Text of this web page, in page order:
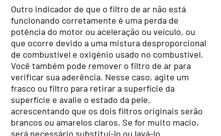
Outro indicador de que o filtro de ar não está
funcionando corretamente é uma perda de
potência do motor ou aceleração ou veículo, ou
que ocorre devido a uma mistura desproporcional
de combustível e oxigénio usado no combustível.
Você também pode remover o filtro de ar para
verificar sua aderência. Nesse caso, agite um
frasco ou filtro para retirar a superfície da
superfície e avalie o estado da pele,
acrescentando que os dois filtros originais serão
brancos ou amarelos claros. Se for muito macio,
será necessário substituí-lo ou lavá-lo.